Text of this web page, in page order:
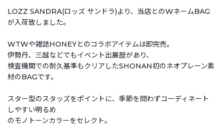
LOZZ SANDRA(ロッズ サンドラ)より、当店とのWネームBAG
が入荷致しました。
WTWや雑誌HONEYとのコラボアイテムは即完売。
伊勢丹、三越などでもイベント出展歴があり、
検査機関での耐久基準もクリアしたSHONAN初のネオプレーン素
材のBAGです。
スター型のスタッズをポイントに、季節を問わずコーディネート
しやすい明るめ
のモノトーンカラーをセレクト。